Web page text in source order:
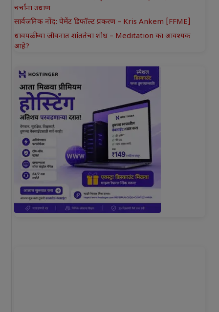
चर्चांना उधाण
सार्वजनिक नोंद: पेमेंट डिफॉल्ट प्रकरण – Kris Ankem [FFME]
धावपळीच्या जीवनात शांततेचा शोध – Meditation का आवश्यक
आहे?